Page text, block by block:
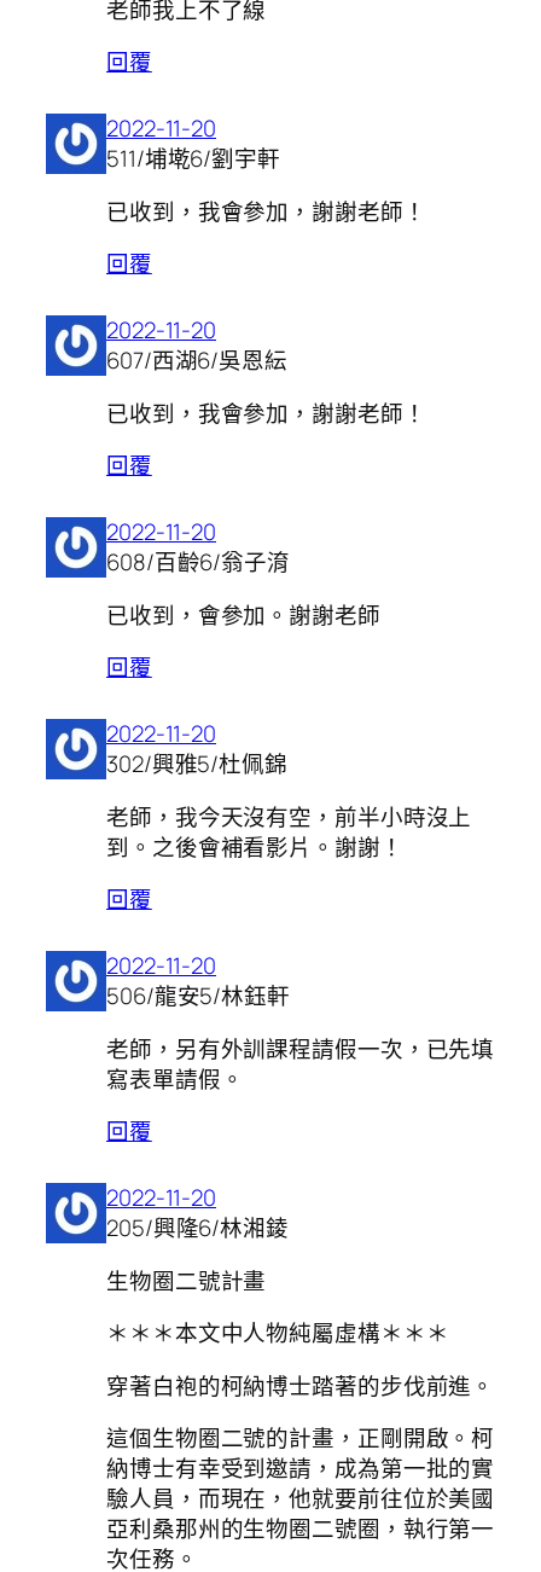
老師我上不了線
回覆
2022-11-20
511/埔墘6/劉宇軒
已收到，我會參加，謝謝老師！
回覆
2022-11-20
607/西湖6/吳恩紜
已收到，我會參加，謝謝老師！
回覆
2022-11-20
608/百齡6/翁子淯
已收到，會參加。謝謝老師
回覆
2022-11-20
302/興雅5/杜佩錦
老師，我今天沒有空，前半小時沒上
到。之後會補看影片。謝謝！
回覆
2022-11-20
506/龍安5/林鈺軒
老師，另有外訓課程請假一次，已先填
寫表單請假。
回覆
2022-11-20
205/興隆6/林湘錂
生物圈二號計畫
＊＊＊本文中人物純屬虛構＊＊＊
穿著白袍的柯納博士踏著的步伐前進。
這個生物圈二號的計畫，正剛開啟。柯
納博士有幸受到邀請，成為第一批的實
驗人員，而現在，他就要前往位於美國
亞利桑那州的生物圈二號圈，執行第一
次任務。